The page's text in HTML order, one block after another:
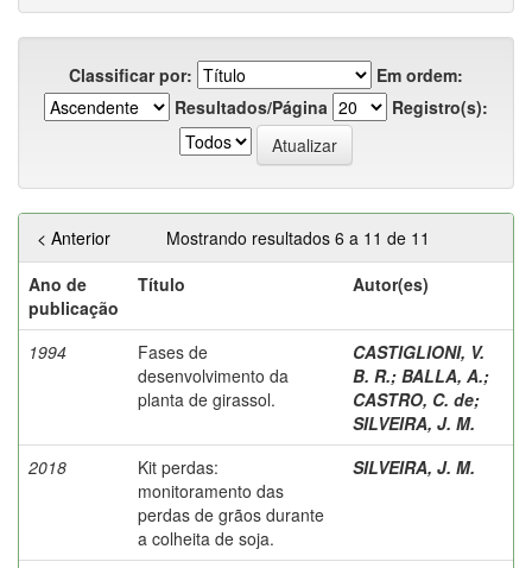
Classificar por:
Em ordem:
Resultados/Página
Registro(s):
Mostrando resultados 6 a 11 de 11
< Anterior
Ano de
publicação
Título Autor(es)
1994
Fases de
desenvolvimento da
planta de girassol.
CASTIGLIONI, V.
B. R.; BALLA, A.;
CASTRO, C. de;
SILVEIRA, J. M.
2018
Kit perdas:
monitoramento das
perdas de grãos durante
a colheita de soja.
SILVEIRA, J. M.